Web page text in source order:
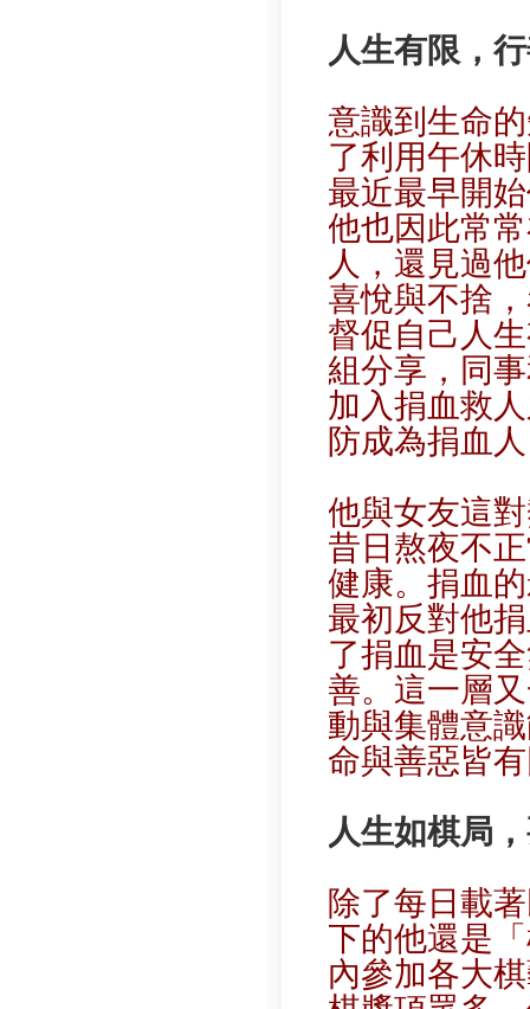
人生有限，
意識到生命
了利用午休
最近最早開
他也因此常
人，還見過
喜悅與不捨
督促自己人
組分享，同
加入捐血救
防成為捐血
他與女友這
昔日熬夜不
健康。捐血
最初反對他
了捐血是安
善。這一層
動與集體意
命與善惡皆
人生如棋局
除了每日載
下的他還是
內參加各大